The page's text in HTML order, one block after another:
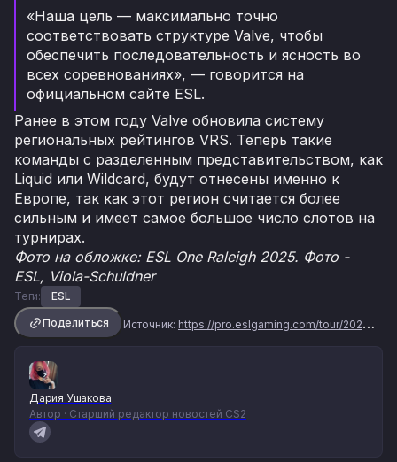
«Наша цель — максимально точно
соответствовать структуре Valve, чтобы
обеспечить последовательность и ясность во
всех соревнованиях», — говорится на
официальном сайте ESL.
Ранее в этом году Valve обновила систему
региональных рейтингов VRS. Теперь такие
команды с разделенным представительством, как
Liquid или Wildcard, будут отнесены именно к
Европе, так как этот регион считается более
сильным и имеет самое большое число слотов на
турнирах.
Фото на обложке: ESL One Raleigh 2025. Фото -
ESL, Viola-Schuldner
Теги:
ESL
Поделиться
Источник: https://pro.eslgaming.com/tour/2025/07/2025-rulebook-update-3/
Дария Ушакова
Автор · Старший редактор новостей CS2